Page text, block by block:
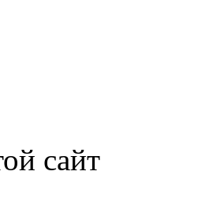
сайт